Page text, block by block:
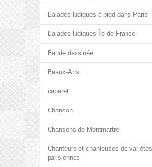
Balades ludiques à pied dans Paris
Balades ludiques Île de France
Bande dessinée
Beaux-Arts
cabaret
Chanson
Chansons de Montmartre
Chanteurs et chanteuses de variétés
parisiennes